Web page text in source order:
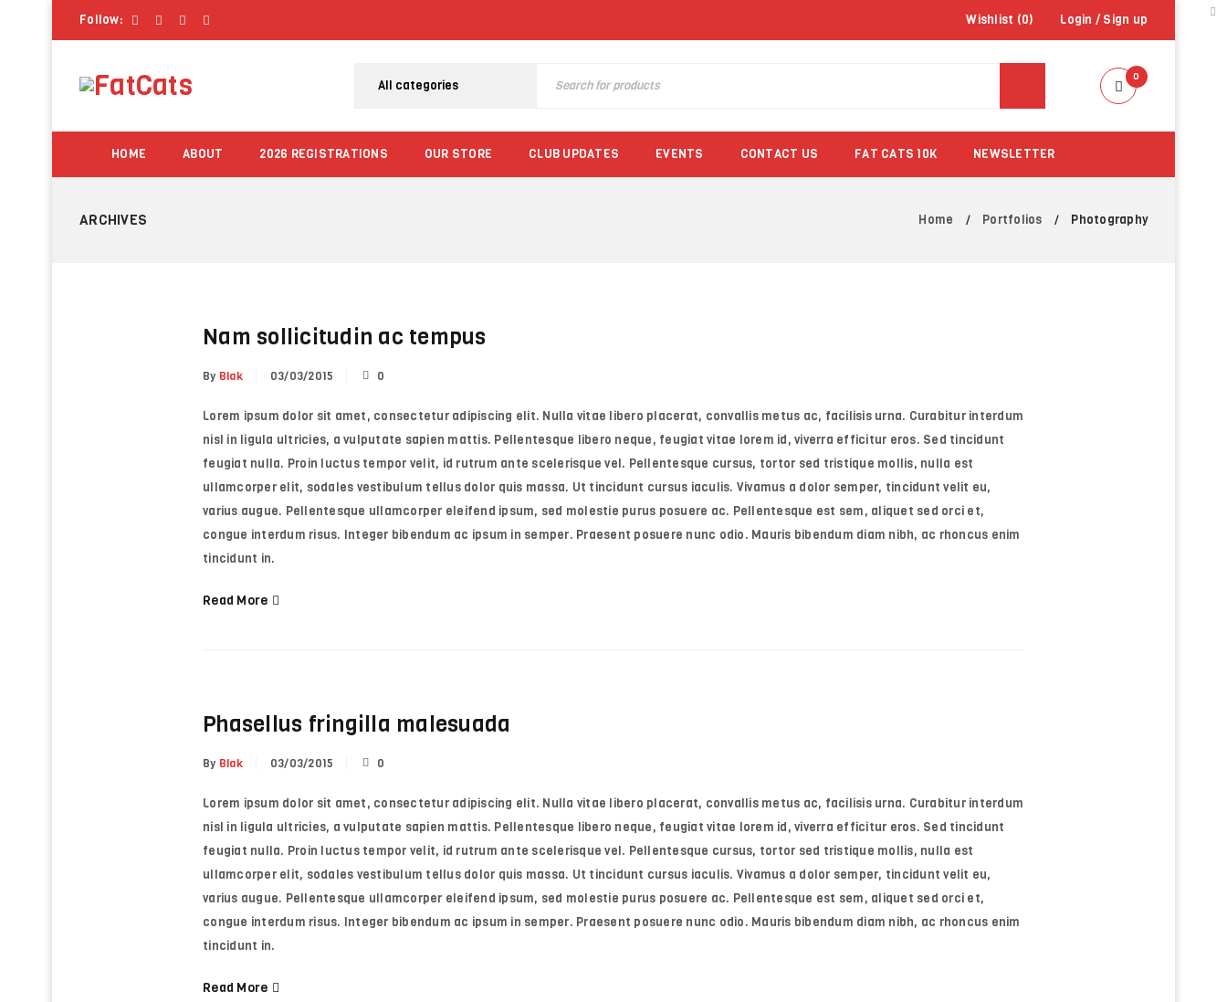
Follow: Login /Sign up
Wishlist (0)
0
HOME ABOUT 2026 REGISTRATIONS OUR STORE CLUB UPDATES EVENTS CONTACT US FAT CATS 10K NEWSLETTER
ARCHIVES Home / Portfolios / Photography
Nam sollicitudin ac tempus
By Blak 03/03/2015 0
Lorem ipsum dolor sit amet, consectetur adipiscing elit. Nulla vitae libero placerat, convallis metus ac, facilisis urna. Curabitur interdum
nisl in ligula ultricies, a vulputate sapien mattis. Pellentesque libero neque, feugiat vitae lorem id, viverra efficitur eros. Sed tincidunt
feugiat nulla. Proin luctus tempor velit, id rutrum ante scelerisque vel. Pellentesque cursus, tortor sed tristique mollis, nulla est
ullamcorper elit, sodales vestibulum tellus dolor quis massa. Ut tincidunt cursus iaculis. Vivamus a dolor semper, tincidunt velit eu,
varius augue. Pellentesque ullamcorper eleifend ipsum, sed molestie purus posuere ac. Pellentesque est sem, aliquet sed orci et,
congue interdum risus. Integer bibendum ac ipsum in semper. Praesent posuere nunc odio. Mauris bibendum diam nibh, ac rhoncus enim
tincidunt in.
Read More
Phasellus fringilla malesuada
By Blak 03/03/2015 0
Lorem ipsum dolor sit amet, consectetur adipiscing elit. Nulla vitae libero placerat, convallis metus ac, facilisis urna. Curabitur interdum
nisl in ligula ultricies, a vulputate sapien mattis. Pellentesque libero neque, feugiat vitae lorem id, viverra efficitur eros. Sed tincidunt
feugiat nulla. Proin luctus tempor velit, id rutrum ante scelerisque vel. Pellentesque cursus, tortor sed tristique mollis, nulla est
ullamcorper elit, sodales vestibulum tellus dolor quis massa. Ut tincidunt cursus iaculis. Vivamus a dolor semper, tincidunt velit eu,
varius augue. Pellentesque ullamcorper eleifend ipsum, sed molestie purus posuere ac. Pellentesque est sem, aliquet sed orci et,
congue interdum risus. Integer bibendum ac ipsum in semper. Praesent posuere nunc odio. Mauris bibendum diam nibh, ac rhoncus enim
tincidunt in.
Read More